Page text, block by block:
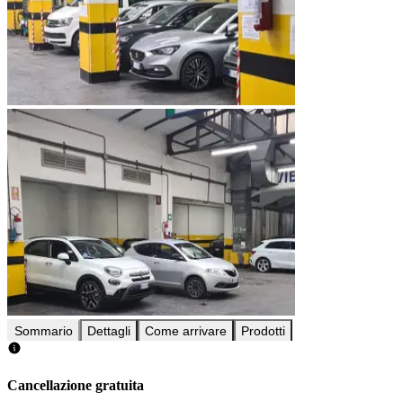
Sommario Dettagli Come arrivare Prodotti
Cancellazione gratuita